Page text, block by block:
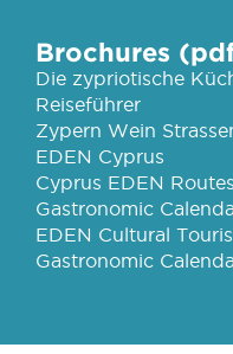
Brochures
Die zypriotische
Reiseführer
Zypern Wein
EDEN Cyprus
Cyprus EDEN Routes
Gastronomic
EDEN Cultural
Gastronomic